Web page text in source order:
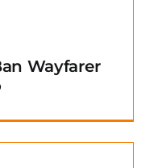
Wayfarer